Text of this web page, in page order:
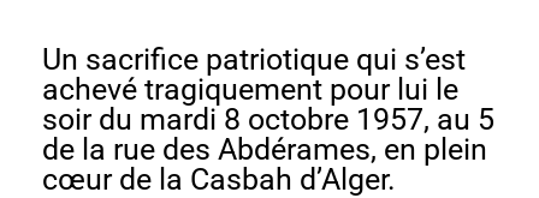
Un sacrifice patriotique qui s’est
achevé tragiquement pour lui le
soir du mardi 8 octobre 1957, au 5
de la rue des Abdérames, en plein
cœur de la Casbah d’Alger.